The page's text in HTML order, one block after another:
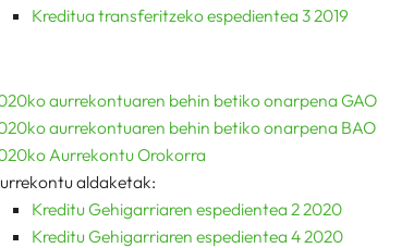
Kreditua transferitzeko espedientea 3 2019
aurrekontuaren behin betiko onarpena GAO
aurrekontuaren behin betiko onarpena BAO
Aurrekontu Orokorra
aldaketak:
Kreditu Gehigarriaren espedientea 2 2020
Kreditu Gehigarriaren espedientea 4 2020